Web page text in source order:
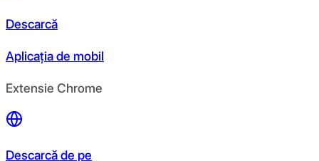
Descarcă
Aplicația de mobil
Extensie Chrome
Descarcă de pe